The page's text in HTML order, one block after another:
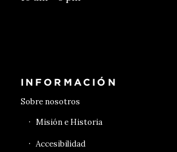
INFORMACIÓN
Sobre nosotros
Misión e Historia
Accesibilidad